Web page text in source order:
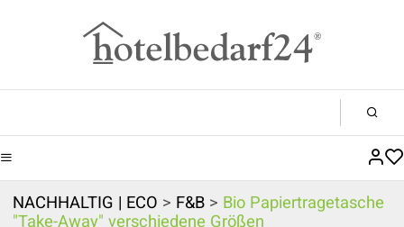
NACHHALTIG | ECO > F&B > Bio Papiertragetasche
"Take-Away" verschiedene Größen